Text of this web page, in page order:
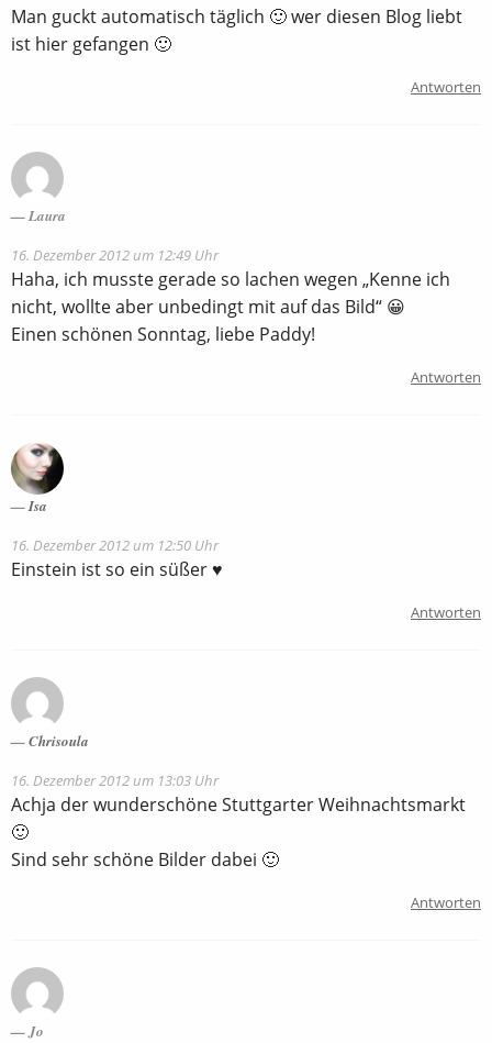
Man guckt automatisch täglich 🙂 wer diesen Blog liebt
ist hier gefangen 🙂
Antworten
Laura
16. Dezember 2012 um 12:49 Uhr
Haha, ich musste gerade so lachen wegen „Kenne ich
nicht, wollte aber unbedingt mit auf das Bild“ 😀
Einen schönen Sonntag, liebe Paddy!
Antworten
Isa
16. Dezember 2012 um 12:50 Uhr
Einstein ist so ein süßer ♥
Antworten
Chrisoula
16. Dezember 2012 um 13:03 Uhr
Achja der wunderschöne Stuttgarter Weihnachtsmarkt
🙂
Sind sehr schöne Bilder dabei 🙂
Antworten
Jo